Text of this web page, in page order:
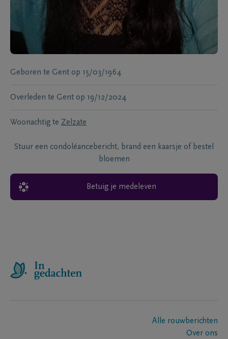
Geboren te Gent op 15/03/1964
Overleden te Gent op 19/12/2024
Woonachtig te Zelzate
Stuur een condoléancebericht, brand een kaarsje of bestel
bloemen
Betuig je medeleven
Alle rouwberichten
Over ons